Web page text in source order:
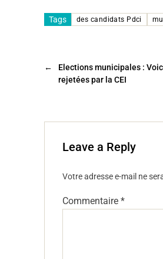
c
b
o
k
tt ai ta
er
Tags des candidats Pdci
←
Elections municipales :
rejetées par la CEI
Leave a Reply
Votre adresse e-mail ne
Commentaire *